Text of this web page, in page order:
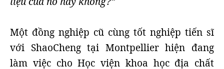
Một đồng nghiệp cũ cùng tốt nghiệp tiến sĩ
với ShaoCheng tại Montpellier hiện đang
làm việc cho Học viện khoa học địa chất